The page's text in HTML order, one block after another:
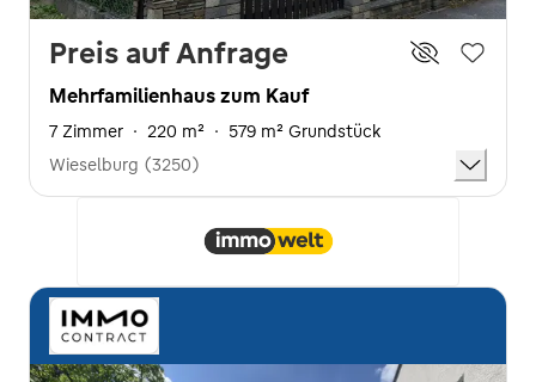
Preis auf Anfrage
Mehrfamilienhaus zum Kauf
7 Zimmer · 220 m² · 579 m² Grundstück
Wieselburg (3250)